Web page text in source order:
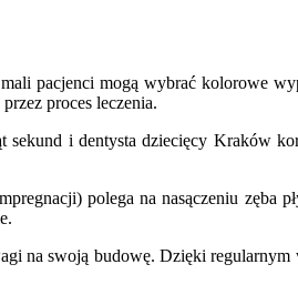
pacjenci mogą wybrać kolorowe
proces leczenia.
i dentysta dziecięcy Kraków
polega na nasączeniu zęba
na swoją budowę. Dzięki